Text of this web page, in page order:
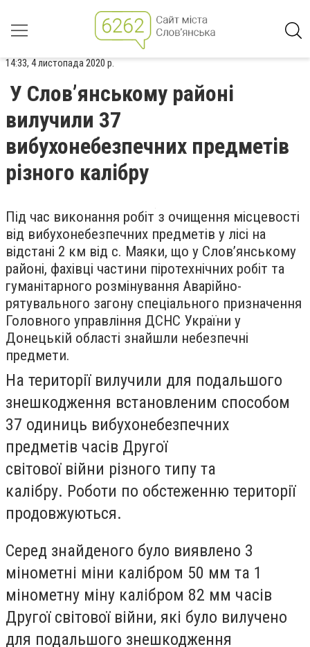
14:33, 4 листопада 2020 р.
У Слов’янському районі
вилучили 37
вибухонебезпечних предметів
різного калібру
Під час виконання робіт з очищення місцевості
від вибухонебезпечних предметів у лісі на
відстані 2 км від с. Маяки, що у Слов’янському
районі, фахівці частини піротехнічних робіт та
гуманітарного розмінування Аварійно-
рятувального загону спеціального призначення
Головного управління ДСНС України у
Донецькій області знайшли небезпечні
предмети.
На території вилучили для подальшого
знешкодження встановленим способом
37 одиниць вибухонебезпечних
предметів часів Другої
світової війни різного типу та
калібру. Роботи по обстеженню території
продовжуються.
Серед знайденого було виявлено 3
мінометні міни калібром 50 мм та 1
мінометну міну калібром 82 мм часів
Другої світової війни, які було вилучено
для подальшого знешкодження